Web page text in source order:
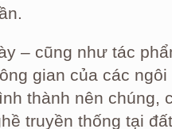
– cũng như tác
gian của các
thành nên chúng,
truyền thống tại